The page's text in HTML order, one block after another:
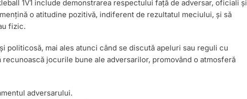
1V1 include demonstrarea respectului față de adversar, oficiali și
o atitudine pozitivă, indiferent de rezultatul meciului, și să
fizic.
politicosă, mai ales atunci când se discută apeluri sau reguli cu
jocurile bune ale adversarilor, promovând o atmosferă
adversarului.